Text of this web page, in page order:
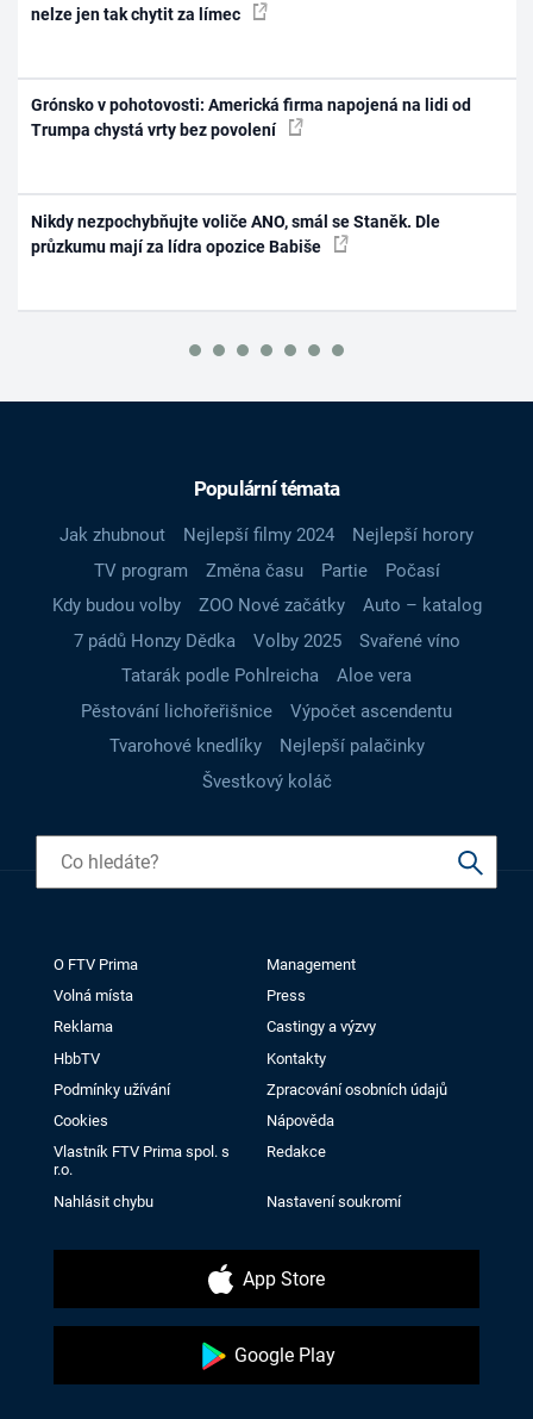
nelze jen tak chytit za límec
Grónsko v pohotovosti: Americká firma napojená na lidi od
Trumpa chystá vrty bez povolení
Nikdy nezpochybňujte voliče ANO, smál se Staněk. Dle
průzkumu mají za lídra opozice Babiše
Populární témata
Jak zhubnout Nejlepší filmy 2024
Nejlepší horory
TV program
Změna času Partie
Počasí
Kdy budou volby
ZOO Nové začátky
Auto – katalog
7 pádů Honzy Dědka
Volby 2025
Svařené víno
Tatarák podle Pohlreicha
Aloe vera
Pěstování lichořeřišnice
Výpočet ascendentu
Tvarohové knedlíky
Nejlepší palačinky
Švestkový koláč
O FTV Prima
Management
Volná místa
Press
Reklama
Castingy a výzvy
HbbTV
Kontakty
Podmínky užívání
Zpracování osobních údajů
Cookies
Nápověda
Vlastník FTV Prima spol. s
r.o.
Redakce
Nahlásit chybu Nastavení soukromí
App Store
Google Play